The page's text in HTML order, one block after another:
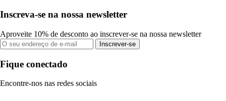
Inscreva-se na nossa newsletter
Aproveite 10% de desconto ao inscrever-se na nossa newsletter
Inscrever-se
Fique conectado
Encontre-nos nas redes sociais